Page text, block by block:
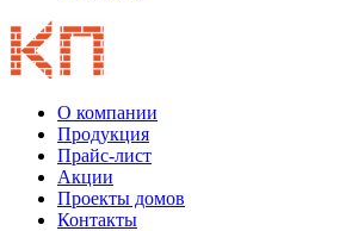
О компании
Продукция
Прайс-лист
Акции
Проекты домов
Контакты